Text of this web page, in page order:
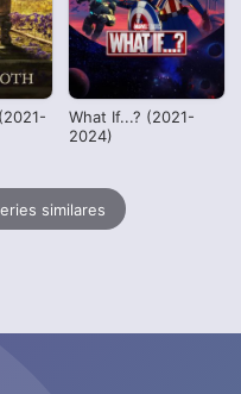
What If...? (2021-
2024)
similares